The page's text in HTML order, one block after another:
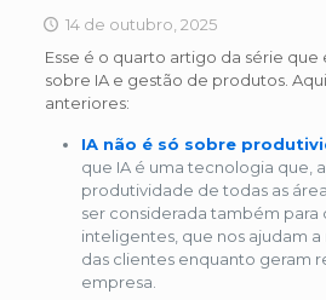
14 de outubro, 2025
Esse é o quarto artigo da série
sobre IA e gestão de produtos.
anteriores:
IA não é só sobre
que IA é uma tecnologia que,
produtividade de todas as
ser considerada também
inteligentes, que nos ajudam
das clientes enquanto geram
empresa.